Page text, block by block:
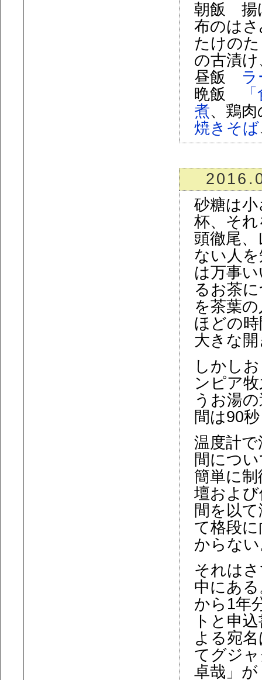
朝飯 揚
布のは
たけの
の古漬
昼飯
晩飯
煮、鶏
焼きそば
砂糖は
杯、そ
頭徹尾
ない人
は万事
るお茶
を茶葉
ほどの
大きな
しかし
ンピア
うお湯
間は90
温度計
間につ
簡単に
壇およ
間を以
て格段
からな
それは
中にあ
から1年
トと申
よる宛
てグジ
卓哉」